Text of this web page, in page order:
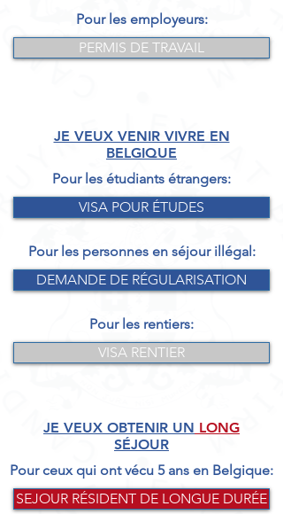
Pour les employeurs:
PERMIS DE TRAVAIL
JE VEUX VENIR VIVRE EN
BELGIQUE
Pour les étudiants étrangers:
VISA POUR ÉTUDES
Pour les personnes en séjour illégal:
DEMANDE DE RÉGULARISATION
Pour les rentiers:
VISA RENTIER
JE VEUX OBTENIR UN LONG
SÉJOUR
Pour ceux qui ont vécu 5 ans en Belgique:
SEJOUR RÉSIDENT DE LONGUE DURÉE